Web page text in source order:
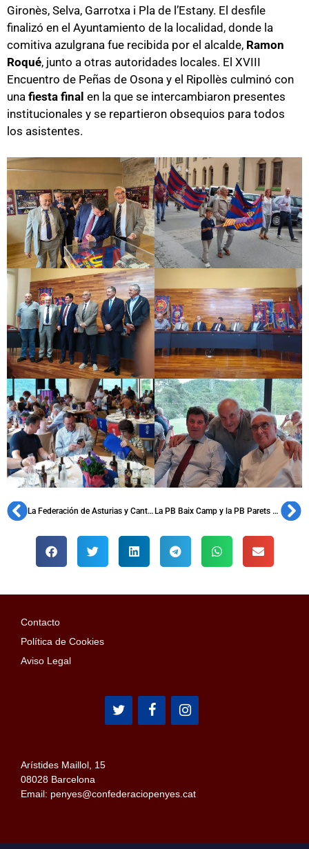
Gironès, Selva, Garrotxa i Pla de l’Estany. El desfile
finalizó en el Ayuntamiento de la localidad, donde la
comitiva azulgrana fue recibida por el alcalde, Ramon
Roqué, junto a otras autoridades locales. El XVIII
Encuentro de Peñas de Osona y el Ripollès culminó con
una fiesta final en la que se intercambiaron presentes
institucionales y se repartieron obsequios para todos
los asistentes.
La Federación de Asturias y Cantabria cierra la temporada con una jornada lúdica y cultural La PB Baix Camp y la PB Parets celebran sus aniversarios
Contacto
Política de Cookies
Aviso Legal
Arístides Maillol, 15
08028 Barcelona
Email: penyes@confederaciopenyes.cat